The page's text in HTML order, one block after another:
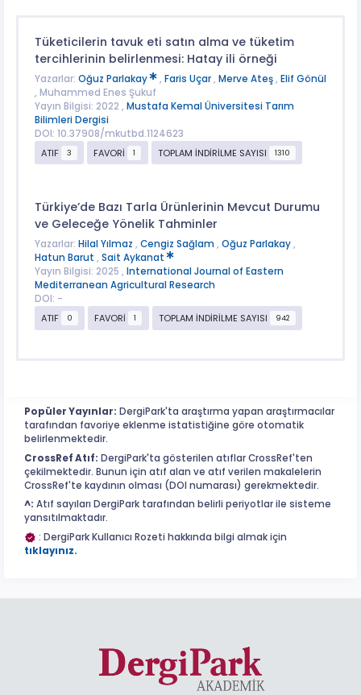
Tüketicilerin tavuk eti satın alma ve tüketim
tercihlerinin belirlenmesi: Hatay ili örneği
Yazarlar: Oğuz Parlakay , Faris Uçar, Merve Ateş, Elif Gönül
, Muhammed Enes Şukuf
Yayın Bilgisi: 2022 , Mustafa Kemal Üniversitesi Tarım
Bilimleri Dergisi
DOI: 10.37908/mkutbd.1124623
ATIF
3 FAVORİ 1 TOPLAM İNDİRİLME SAYISI 1310
Türkiye’de Bazı Tarla Ürünlerinin Mevcut Durumu
ve Geleceğe Yönelik Tahminler
Yazarlar: Hilal Yılmaz , Cengiz Sağlam , Oğuz Parlakay,
Hatun Barut , Sait Aykanat
Yayın Bilgisi: 2025 , International Journal of Eastern
Mediterranean Agricultural Research
DOI: -
ATIF
0 FAVORİ 1 TOPLAM İNDİRİLME SAYISI 942
Popüler Yayınlar: DergiPark'ta araştırma yapan araştırmacılar
tarafından favoriye eklenme istatistiğine göre otomatik
belirlenmektedir.
CrossRef Atıf: DergiPark'ta gösterilen atıflar CrossRef'ten
çekilmektedir. Bunun için atıf alan ve atıf verilen makalelerin
CrossRef'te kaydının olması (DOI numarası) gerekmektedir.
^: Atıf sayıları DergiPark tarafından belirli periyotlar ile sisteme
yansıtılmaktadır.
: DergiPark Kullanıcı Rozeti hakkında bilgi almak için
tıklayınız.